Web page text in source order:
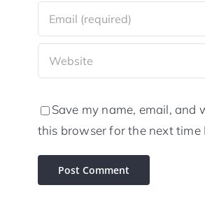
Save my name, email, and
this browser for the next time